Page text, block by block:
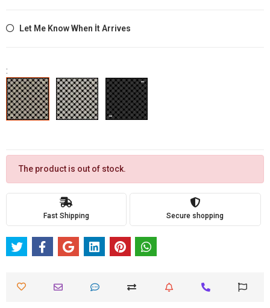
Let Me Know When İt Arrives
:
The product is out of stock.
Fast Shipping Secure shopping